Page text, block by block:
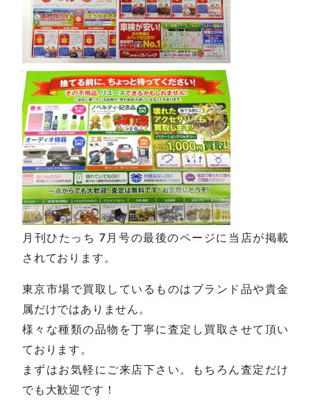
月刊ひたっち 7月号の最後のページに当店が掲載
されております。
東京市場で買取しているものはブランド品や貴金
属だけではありません。
様々な種類の品物を丁寧に査定し買取させて頂い
ております。
まずはお気軽にご来店下さい。もちろん査定だけ
でも大歓迎です！